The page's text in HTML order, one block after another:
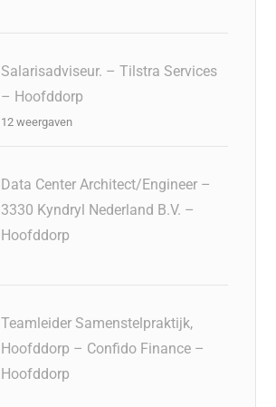
Salarisadviseur. – Tilstra Services
– Hoofddorp
12 weergaven
Data Center Architect/Engineer –
3330 Kyndryl Nederland B.V. –
Hoofddorp
Teamleider Samenstelpraktijk,
Hoofddorp – Confido Finance –
Hoofddorp